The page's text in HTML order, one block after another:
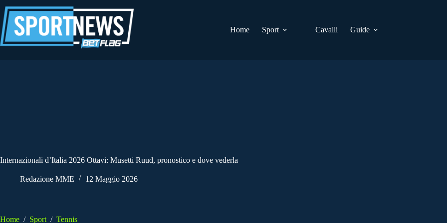
al
contenuto
Home
Sport Cavalli Guide
Internazionali d’Italia 2026 Ottavi: Musetti Ruud, pronostico e dove vederla
Redazione MME 12 Maggio 2026
Home / Sport / Tennis